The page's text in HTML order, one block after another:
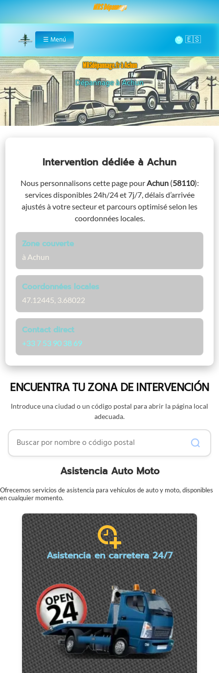
MRS Dépannage
Home
☰ Menú 🌞
MRSdépannage.fr à Achun
Assistance 24/7 à Achun
Intervention dédiée à Achun
Nous personnalisons cette page pourAchun (58110):
services disponibles 24h/24 et 7j/7, délais d’arrivée
ajustés à votre secteur et parcours optimisé selon les
coordonnées locales.
Zone couverte
à Achun
Coordonnées locales
47.12445, 3.68022
Contact direct
+33 7 53 90 38 69
ENCUENTRA TU ZONA DE INTERVENCIÓN
Introduce una ciudad o un código postal para abrir la página local
adecuada.
Buscar por nombre o código postal
Asistencia Auto Moto
Ofrecemos servicios de asistencia para vehículos de auto y moto, disponibles
en cualquier momento.
Asistencia en carretera 24/7